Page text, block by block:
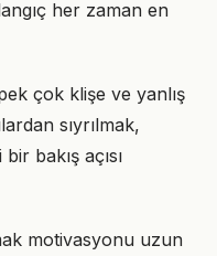
her zaman en
çok klişe ve yanlış
sıyrılmak,
bakış açısı
motivasyonu uzun